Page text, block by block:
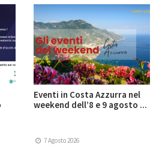
Eventi in Costa Azzurra nel
weekend dell’8 e 9 agosto ...
7 Agosto 2026